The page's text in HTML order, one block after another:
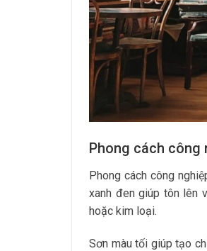
Phong cách công
Phong cách công
xanh đen giúp tôn lên
hoặc kim loại.
Sơn màu tối giúp tạo